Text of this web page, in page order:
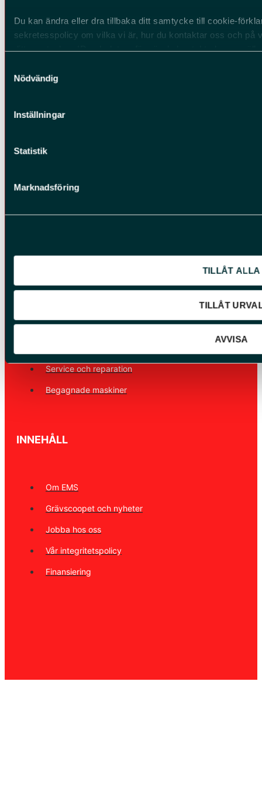
Du kan ändra eller dra tillbaka ditt samtycke till cookie-
sekretesspolicy om vilka vi är, hur du kontaktar oss och på
Nödvändig
Inställningar
Statistik
Marknadsföring
TILLÅT ALLA
TILLÅT
AVVISA
Våra maskiner
Service och reparation
Begagnade maskiner
INNEHÅLL
Om EMS
Grävscoopet och nyheter
Jobba hos oss
Vår integritetspolicy
Finansiering